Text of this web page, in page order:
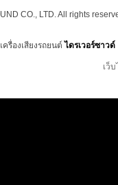
CO., LTD. All rights
ครื่องเสียงรถยนต์ ไดรเวอร์ซาวด์
เว็